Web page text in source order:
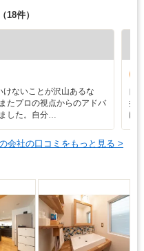
（18件）
ないことが沢山あるな
たプロの視点からのアドバ
した。自分…
自
提
け
会社の口コミをもっと見る >